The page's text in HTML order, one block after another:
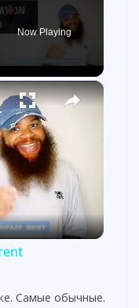
Now Playing
×
rent
Самые обычные.